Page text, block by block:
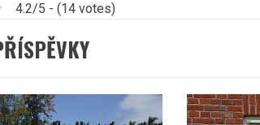
4.2/5 - (14 votes)